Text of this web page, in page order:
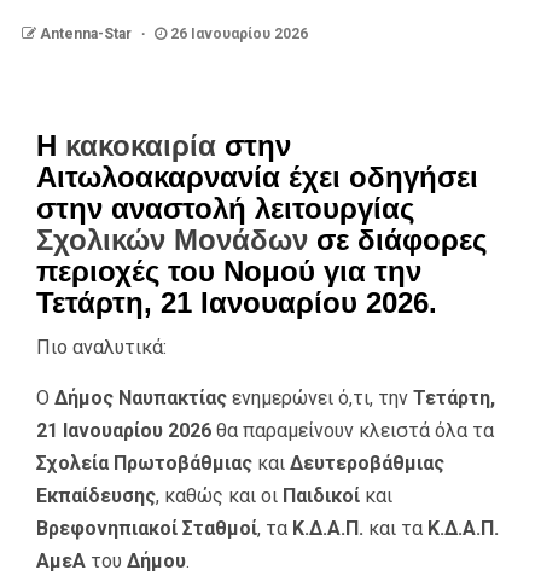
Antenna-Star 26 Ιανουαρίου 2026
Η κακοκαιρία στην
Αιτωλοακαρνανία έχει οδηγήσει
στην αναστολή λειτουργίας
Σχολικών Μονάδων σε διάφορες
περιοχές του Νομού για την
Τετάρτη, 21 Ιανουαρίου 2026.
Πιο αναλυτικά:
Ο Δήμος Ναυπακτίας ενημερώνει ό,τι, την Τετάρτη,
21 Ιανουαρίου 2026 θα παραμείνουν κλειστά όλα τα
Σχολεία Πρωτοβάθμιας και Δευτεροβάθμιας
Εκπαίδευσης, καθώς και οι Παιδικοί και
Βρεφονηπιακοί Σταθμοί, τα Κ.Δ.Α.Π. και τα Κ.Δ.Α.Π.
ΑμεΑ του Δήμου.